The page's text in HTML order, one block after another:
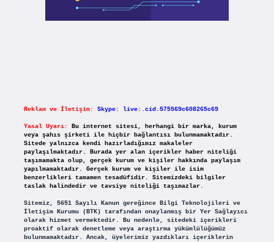
Reklam ve İletişim: Skype: live:.cid.575569c608265c69
Yasal Uyarı:
Bu internet sitesi, herhangi bir marka, kurum
veya şahıs şirketi ile hiçbir bağlantısı bulunmamaktadır.
Sitede yalnızca kendi hazırladığımız makaleler
paylaşılmaktadır. Burada yer alan içerikler haber niteliği
taşımamakta olup, gerçek kurum ve kişiler hakkında paylaşım
yapılmamaktadır. Gerçek kurum ve kişiler ile isim
benzerlikleri tamamen tesadüfidir. Sitemizdeki bilgiler
taslak halindedir ve tavsiye niteliği taşımazlar.
Sitemiz, 5651 Sayılı Kanun gereğince Bilgi Teknolojileri ve
İletişim Kurumu (BTK) tarafından onaylanmış bir Yer Sağlayıcı
olarak hizmet vermektedir. Bu nedenle, sitedeki içerikleri
proaktif olarak denetleme veya araştırma yükümlülüğümüz
bulunmamaktadır. Ancak, üyelerimiz yazdıkları içeriklerin